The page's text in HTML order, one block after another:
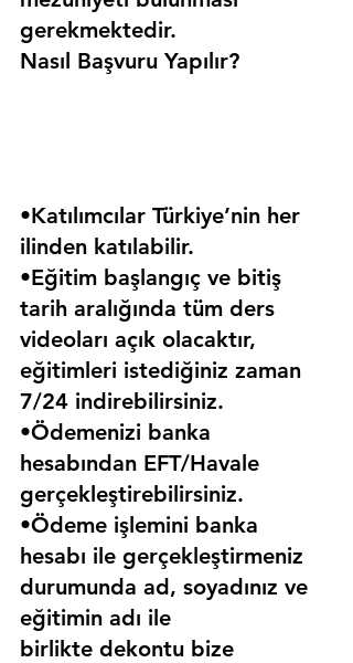
gerekmektedir.
Nasıl Başvuru Yapılır?
•Katılımcılar Türkiye’nin her
ilinden katılabilir.
•Eğitim başlangıç ve bitiş
tarih aralığında tüm ders
videoları açık olacaktır,
eğitimleri istediğiniz zaman
7/24 indirebilirsiniz.
•Ödemenizi banka
hesabından EFT/Havale
gerçekleştirebilirsiniz.
•Ödeme işlemini banka
hesabı ile gerçekleştirmeniz
durumunda ad, soyadınız ve
eğitimin adı ile
birlikte dekontu bize